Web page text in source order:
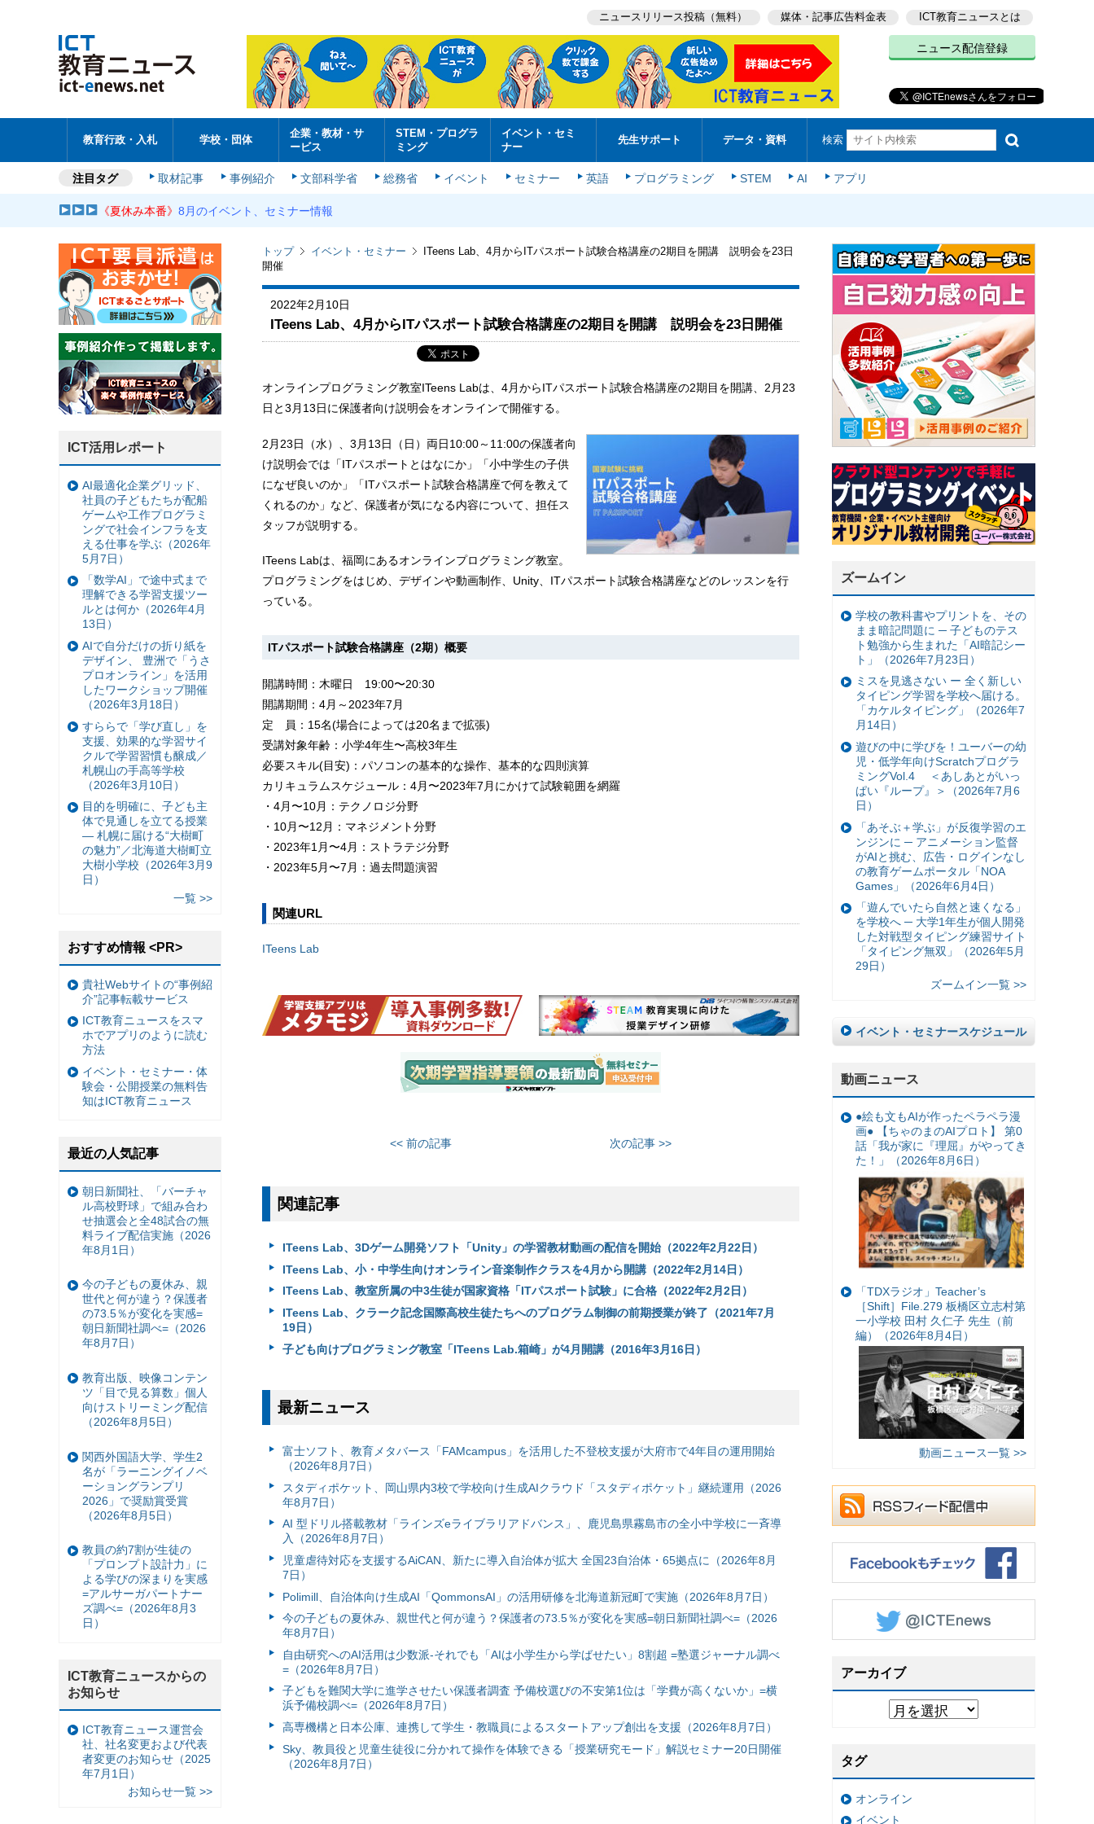
ニュースリリース投稿（無料） 媒体・記事広告料金表 ICT教育ニュースとは
ニュース配信登録
教育行政・入札 学校・団体
企業・教材・サ
ービス
STEM・プログラ
ミング
イベント・セミ
ナー
先生サポート データ・資料 検索
注目タグ 取材記事 事例紹介 文部科学省 総務省 イベント セミナー 英語 プログラミング STEM AI アプリ
《夏休み本番》8月のイベント、セミナー情報
トップ イベント・セミナー
ITeens Lab、4月からITパスポート試験合格講座の2期目を開講 説明会を23日
開催
2022年2月10日
ITeens Lab、4月からITパスポート試験合格講座の2期目を開講 説明会を23日開催
オンラインプログラミング教室ITeens Labは、4月からITパスポート試験合格講座の2期目を開講、2月23
日と3月13日に保護者向け説明会をオンラインで開催する。
2月23日（水）、3月13日（日）両日10:00～11:00の保護者向
け説明会では「ITパスポートとはなにか」「小中学生の子供
になぜ良いのか」「ITパスポート試験合格講座で何を教えて
くれるのか」など、保護者が気になる内容について、担任ス
タッフが説明する。
ITeens Labは、福岡にあるオンラインプログラミング教室。
プログラミングをはじめ、デザインや動画制作、Unity、ITパスポート試験合格講座などのレッスンを行
っている。
ITパスポート試験合格講座（2期）概要
開講時間：木曜日 19:00〜20:30
開講期間：4月～2023年7月
定 員：15名(場合によっては20名まで拡張)
受講対象年齢：小学4年生〜高校3年生
必要スキル(目安)：パソコンの基本的な操作、基本的な四則演算
カリキュラムスケジュール：4月〜2023年7月にかけて試験範囲を網羅
・4月〜10月：テクノロジ分野
・10月〜12月：マネジメント分野
・2023年1月〜4月：ストラテジ分野
・2023年5月〜7月：過去問題演習
関連URL
ITeens Lab
<< 前の記事 次の記事 >>
関連記事
ITeens Lab、3Dゲーム開発ソフト「Unity」の学習教材動画の配信を開始（2022年2月22日）
ITeens Lab、小・中学生向けオンライン音楽制作クラスを4月から開講（2022年2月14日）
ITeens Lab、教室所属の中3生徒が国家資格「ITパスポート試験」に合格（2022年2月2日）
ITeens Lab、クラーク記念国際高校生徒たちへのプログラム制御の前期授業が終了（2021年7月
19日）
子ども向けプログラミング教室「ITeens Lab.箱崎」が4月開講（2016年3月16日）
最新ニュース
富⼠ソフト、教育メタバース「FAMcampus」を活用した不登校支援が大府市で4年目の運用開始
（2026年8月7日）
スタディポケット、岡山県内3校で学校向け生成AIクラウド「スタディポケット」継続運用（2026
年8月7日）
AI 型ドリル搭載教材「ラインズeライブラリアドバンス」、鹿児島県霧島市の全小中学校に一斉導
入（2026年8月7日）
児童虐待対応を支援するAiCAN、新たに導入自治体が拡大 全国23自治体・65拠点に（2026年8月
7日）
Polimill、自治体向け生成AI「QommonsAI」の活用研修を北海道新冠町で実施（2026年8月7日）
今の子どもの夏休み、親世代と何が違う？保護者の73.5％が変化を実感=朝日新聞社調べ=（2026
年8月7日）
自由研究へのAI活用は少数派-それでも「AIは小学生から学ばせたい」8割超 =塾選ジャーナル調べ
=（2026年8月7日）
子どもを難関大学に進学させたい保護者調査 予備校選びの不安第1位は「学費が高くないか」=横
浜予備校調べ=（2026年8月7日）
高専機構と日本公庫、連携して学生・教職員によるスタートアップ創出を支援（2026年8月7日）
Sky、教員役と児童生徒役に分かれて操作を体験できる「授業研究モード」解説セミナー20日開催
（2026年8月7日）
ズームイン
学校の教科書やプリントを、その
まま暗記問題に ─ 子どものテス
ト勉強から生まれた「AI暗記シー
ト」（2026年7月23日）
ミスを見逃さない ー 全く新しい
タイピング学習を学校へ届ける。
「カケルタイピング」（2026年7
月14日）
遊びの中に学びを！ユーバーの幼
児・低学年向けScratchプログラ
ミングVol.4 ＜あしあとがいっ
ぱい『ループ』＞（2026年7月6
日）
「あそぶ＋学ぶ」が反復学習のエ
ンジンに ─ アニメーション監督
がAIと挑む、広告・ログインなし
の教育ゲームポータル「NOA
Games」（2026年6月4日）
「遊んでいたら自然と速くなる」
を学校へ ─ 大学1年生が個人開発
した対戦型タイピング練習サイト
「タイピング無双」（2026年5月
29日）
ズームイン一覧 >>
イベント・セミナースケジュール
動画ニュース
●絵も文もAIが作ったペラペラ漫
画● 【ちゃのまのAIプロト】 第0
話「我が家に『理屈』がやってき
た！」（2026年8月6日）
「TDXラジオ」Teacher’s
［Shift］File.279 板橋区立志村第
一小学校 田村 久仁子 先生（前
編）（2026年8月4日）
動画ニュース一覧 >>
アーカイブ
タグ
オンライン
イベント
ICT活用レポート
AI最適化企業グリッド、
社員の子どもたちが配船
ゲームや工作プログラミ
ングで社会インフラを支
える仕事を学ぶ（2026年
5月7日）
「数学AI」で途中式まで
理解できる学習支援ツー
ルとは何か（2026年4月
13日）
AIで自分だけの折り紙を
デザイン、 豊洲で「うさ
プロオンライン」を活用
したワークショップ開催
（2026年3月18日）
すららで「学び直し」を
支援、効果的な学習サイ
クルで学習習慣も醸成／
札幌山の手高等学校
（2026年3月10日）
目的を明確に、子ども主
体で見通しを立てる授業
— 札幌に届ける“大樹町
の魅力”／北海道大樹町立
大樹小学校（2026年3月9
日）
一覧 >>
おすすめ情報 <PR>
貴社Webサイトの“事例紹
介”記事転載サービス
ICT教育ニュースをスマ
ホでアプリのように読む
方法
イベント・セミナー・体
験会・公開授業の無料告
知はICT教育ニュース
最近の人気記事
朝日新聞社、「バーチャ
ル高校野球」で組み合わ
せ抽選会と全48試合の無
料ライブ配信実施（2026
年8月1日）
今の子どもの夏休み、親
世代と何が違う？保護者
の73.5％が変化を実感=
朝日新聞社調べ=（2026
年8月7日）
教育出版、映像コンテン
ツ「目で見る算数」個人
向けストリーミング配信
（2026年8月5日）
関西外国語大学、学生2
名が「ラーニングイノベ
ーショングランプリ
2026」で奨励賞受賞
（2026年8月5日）
教員の約7割が生徒の
「プロンプト設計力」に
よる学びの深まりを実感
=アルサーガパートナー
ズ調べ=（2026年8月3
日）
ICT教育ニュースからの
お知らせ
ICT教育ニュース運営会
社、社名変更および代表
者変更のお知らせ（2025
年7月1日）
お知らせ一覧 >>